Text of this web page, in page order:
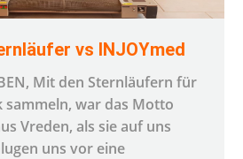
vs INJOYmed
Mit den Sternläufern für
sammeln, war das Motto
Vreden, als sie auf uns
uns vor eine